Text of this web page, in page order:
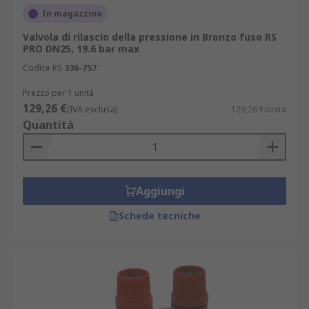
In magazzino
Valvola di rilascio della pressione in Bronzo fuso RS
PRO DN25, 19.6 bar max
Codice RS 336-757
Prezzo per 1 unità
129,26 €(IVA esclusa) 129,26 €/unità
Quantità
Aggiungi
Schede tecniche